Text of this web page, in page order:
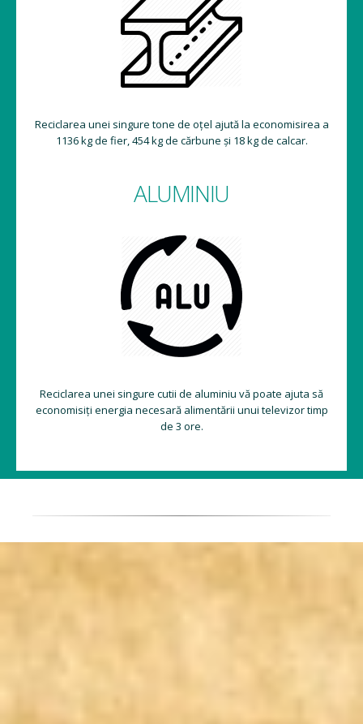
Reciclarea unei singure tone de oțel ajută la economisirea a
1136 kg de fier, 454 kg de cărbune și 18 kg de calcar.
ALUMINIU
Reciclarea unei singure cutii de aluminiu vă poate ajuta să
economisiți energia necesară alimentării unui televizor timp
de 3 ore.